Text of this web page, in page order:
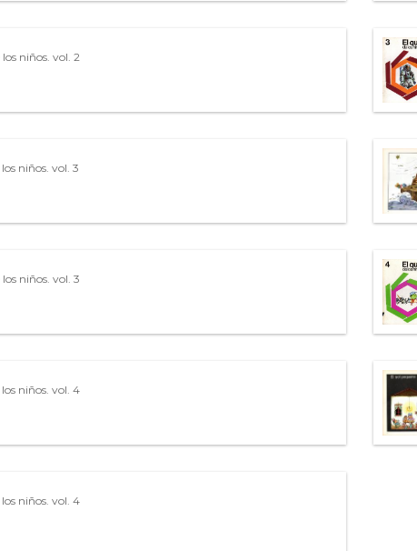
niños. vol. 2
niños. vol. 3
niños. vol. 3
niños. vol. 4
niños. vol. 4